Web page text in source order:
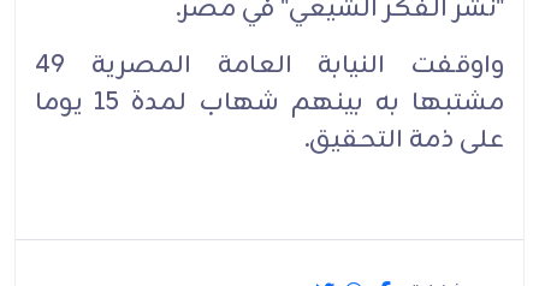
"نشر الفكر الشيعي" في مصر.
واوقفت النيابة العامة المصرية 49
مشتبها به بينهم شهاب لمدة 15 يوما
على ذمة التحقيق.